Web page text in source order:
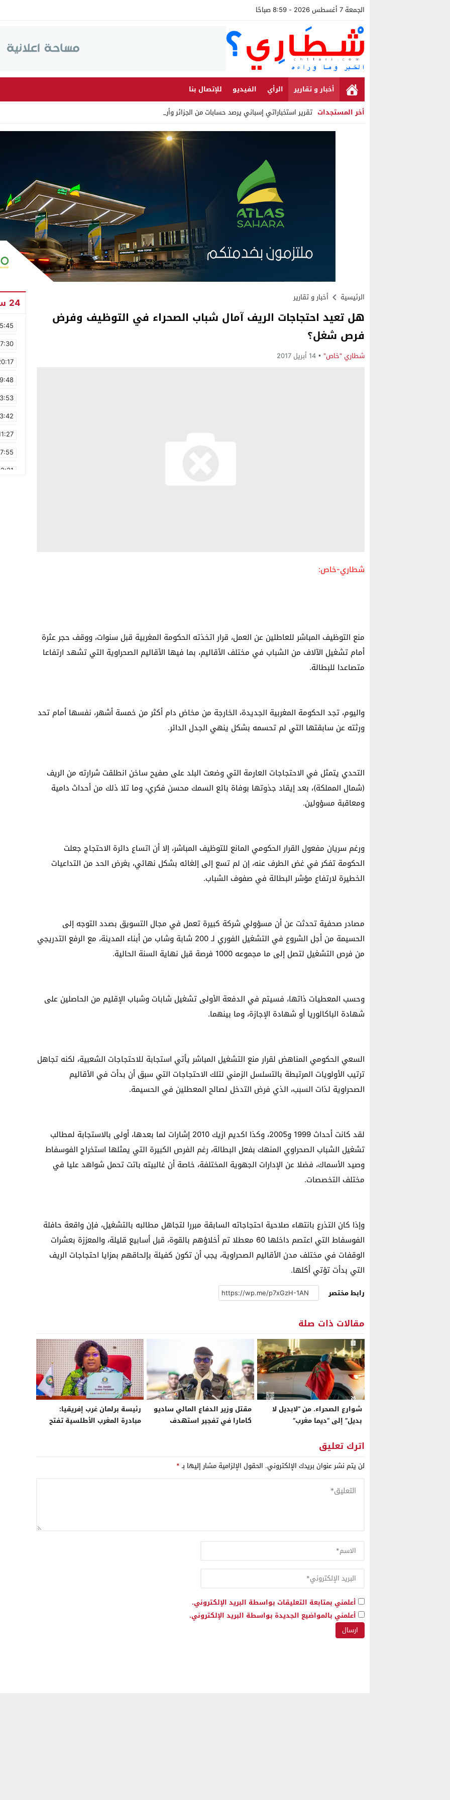
الجمعة 7 أغسطس 2026 - 8:59 صباحًا
أخبار و تقارير الرأي الفيديو
للإتصال بنا
أخر المستجدات تقرير استخباراتي إسباني يرصد حسابات من الجزائر وأرقاما بـ”213 _
Stop
الرئيسية أخبار و تقارير
هل تعيد احتجاجات الريف آمال شباب الصحراء في التوظيف وفرض
فرص شغل؟
شطاري "خاص" 14 أبريل 2017
شطاري-خاص:
منع التوظيف المباشر للعاطلين عن العمل، قرار اتخذته الحكومة المغربية قبل سنوات، ووقف حجر عثرة
أمام تشغيل الآلاف من الشباب في مختلف الأقاليم، بما فيها الأقاليم الصحراوية التي تشهد ارتفاعا
متصاعدا للبطالة.
واليوم، تجد الحكومة المغربية الجديدة، الخارجة من مخاض دام أكثر من خمسة أشهر، نفسها أمام تحد
ورثته عن سابقتها التي لم تحسمه بشكل ينهي الجدل الدائر.
التحدي يتمثل في الاحتجاجات العارمة التي وضعت البلد على صفيح ساخن انطلقت شرارته من الريف
(شمال المملكة)، بعد إيقاد جذوتها بوفاة بائع السمك محسن فكري، وما تلا ذلك من أحداث دامية
ومعاقبة مسؤولين.
ورغم سريان مفعول القرار الحكومي المانع للتوظيف المباشر، إلا أن اتساع دائرة الاحتجاج جعلت
الحكومة تفكر في غض الطرف عنه، إن لم تسع إلى إلغائه بشكل نهائي، بغرض الحد من التداعيات
الخطيرة لارتفاع مؤشر البطالة في صفوف الشباب.
مصادر صحفية تحدثت عن أن مسؤولي شركة كبيرة تعمل في مجال التسويق بصدد التوجه إلى
الحسيمة من أجل الشروع في التشغيل الفوري لـ 200 شابة وشاب من أبناء المدينة، مع الرفع التدريجي
من فرص التشغيل لتصل إلى ما مجموعه 1000 فرصة قبل نهاية السنة الحالية.
وحسب المعطيات ذاتها، فسيتم في الدفعة الأولى تشغيل شابات وشباب الإقليم من الحاصلين على
شهادة الباكالوريا أو شهادة الإجازة، وما بينهما.
السعي الحكومي المناهض لقرار منع التشغيل المباشر يأتي استجابة للاحتجاجات الشعبية، لكنه تجاهل
ترتيب الأولويات المرتبطة بالتسلسل الزمني لتلك الاحتجاجات التي سبق أن بدأت في الأقاليم
الصحراوية لذات السبب، الذي فرض التدخل لصالح المعطلين في الحسيمة.
لقد كانت أحداث 1999 و2005، وكذا اكديم ازيك 2010 إشارات لما بعدها، أولى بالاستجابة لمطالب
تشغيل الشباب الصحراوي المنهك بفعل البطالة، رغم الفرص الكبيرة التي يمثلها استخراج الفوسفاط
وصيد الأسماك، فضلا عن الإدارات الجهوية المختلفة، خاصة أن غالبيته باتت تحمل شواهد عليا في
مختلف التخصصات.
وإذا كان التذرع بانتهاء صلاحية احتجاجاته السابقة مبررا لتجاهل مطالبه بالتشغيل، فإن واقعة حافلة
الفوسفاط التي اعتصم داخلها 60 معطلا تم أخلاؤهم بالقوة، قبل أسابيع قليلة، والمعززة بعشرات
الوقفات في مختلف مدن الأقاليم الصحراوية، يجب أن تكون كفيلة بإلحاقهم بمزايا احتجاجات الريف
التي بدأت تؤتي أكلها.
رابط مختصر
مقالات ذات صلة
شوارع الصحراء. من “لابديل لا
بديل” إلى “ديما مغرب”
مقتل وزير الدفاع المالي ساديو
كامارا في تفجير استهدف
رئيسة برلمان غرب إفريقيا:
مبادرة المغرب الأطلسية تفتح
اترك تعليق
لن يتم نشر عنوان بريدك الإلكتروني. الحقول الإلزامية مشار إليها بـ*
أعلمني بمتابعة التعليقات بواسطة البريد الإلكتروني.
أعلمني بالمواضيع الجديدة بواسطة البريد الإلكتروني.
24 ساعة